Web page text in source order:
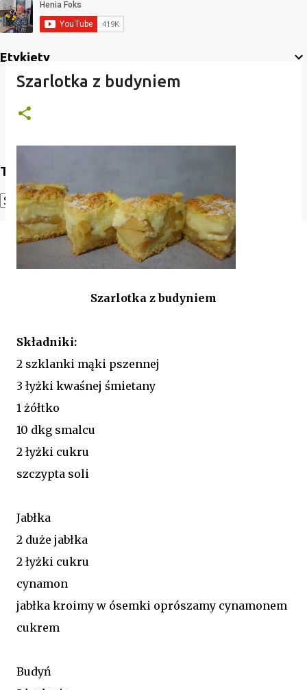
Etykiety
Translate
Powered by Translate
Szarlotka z budyniem
Szarlotka z budyniem
Składniki:
2 szklanki mąki pszennej
3 łyżki kwaśnej śmietany
1 żółtko
10 dkg smalcu
2 łyżki cukru
szczypta soli
Jabłka
2 duże jabłka
2 łyżki cukru
cynamon
jabłka kroimy w ósemki oprószamy cynamonem
cukrem
Budyń